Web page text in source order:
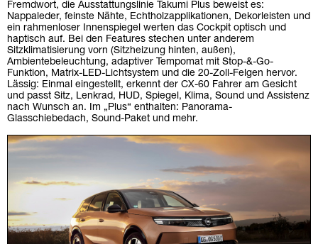
Fremdwort, die Ausstattungslinie Takumi Plus beweist es:
Nappaleder, feinste Nähte, Echtholzapplikationen, Dekorleisten und
ein rahmenloser Innenspiegel werten das Cockpit optisch und
haptisch auf. Bei den Features stechen unter anderem
Sitzklimatisierung vorn (Sitzheizung hinten, außen),
Ambientebeleuchtung, adaptiver Tempomat mit Stop-&-Go-
Funktion, Matrix-LED-Lichtsystem und die 20-Zoll-Felgen hervor.
Lässig: Einmal eingestellt, erkennt der CX-60 Fahrer am Gesicht
und passt Sitz, Lenkrad, HUD, Spiegel, Klima, Sound und Assistenz
nach Wunsch an. Im „Plus“ enthalten: Panorama-
Glasschiebedach, Sound-Paket und mehr.